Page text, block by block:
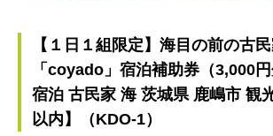
【１日１組限定】海目の前の古
「coyado」宿泊補助券（3,000
宿泊 古民家 海 茨城県 鹿嶋市 観
以内】（KDO-1）